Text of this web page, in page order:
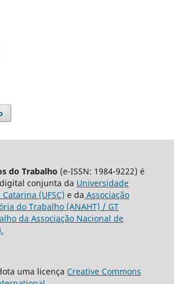
do Trabalho (e-ISSN: 1984-9222) é
conjunta da Universidade
(UFSC) e da Associação
do Trabalho (ANAHT) / GT
da Associação Nacional de
uma licença Creative Commons